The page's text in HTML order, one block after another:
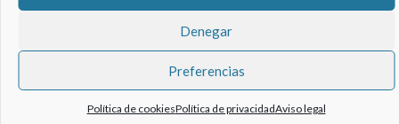
Denegar
Preferencias
Política de cookiesPolítica de privacidadAviso legal